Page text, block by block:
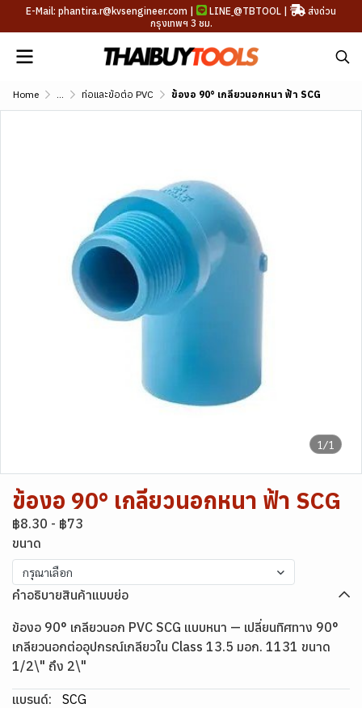
E-Mail: phantira.r@kvsengineer.com | LINE @TBTOOL |
ส่งด่วน
กรุงเทพฯ 3 ชม.
Home ... ท่อและข้อต่อ PVC ข้องอ 90° เกลียวนอกหนา ฟ้า SCG
1/1
ข้องอ 90° เกลียวนอกหนา ฟ้า SCG
฿8.30 - ฿73
ขนาด
กรุณาเลือก
คำอธิบายสินค้าแบบย่อ
ข้องอ 90° เกลียวนอก PVC SCG แบบหนา — เปลี่ยนทิศทาง 90°
เกลียวนอกต่ออุปกรณ์เกลียวใน Class 13.5 มอก. 1131 ขนาด
1/2\" ถึง 2\"
แบรนด์:
SCG